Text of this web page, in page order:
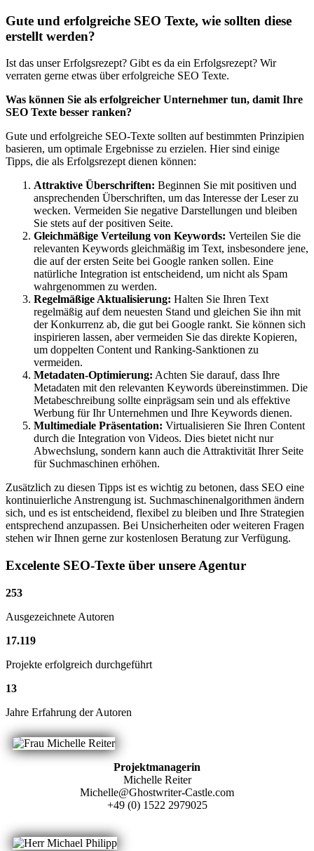
Gute und erfolgreiche SEO Texte, wie sollten diese
erstellt werden?
Ist das unser Erfolgsrezept? Gibt es da ein Erfolgsrezept? Wir
verraten gerne etwas über erfolgreiche SEO Texte.
Was können Sie als erfolgreicher Unternehmer tun, damit Ihre
SEO Texte besser ranken?
Gute und erfolgreiche SEO-Texte sollten auf bestimmten Prinzipien
basieren, um optimale Ergebnisse zu erzielen. Hier sind einige
Tipps, die als Erfolgsrezept dienen können:
Attraktive Überschriften: Beginnen Sie mit positiven und
ansprechenden Überschriften, um das Interesse der Leser zu
wecken. Vermeiden Sie negative Darstellungen und bleiben
Sie stets auf der positiven Seite.
Gleichmäßige Verteilung von Keywords: Verteilen Sie die
relevanten Keywords gleichmäßig im Text, insbesondere jene,
die auf der ersten Seite bei Google ranken sollen. Eine
natürliche Integration ist entscheidend, um nicht als Spam
wahrgenommen zu werden.
Regelmäßige Aktualisierung: Halten Sie Ihren Text
regelmäßig auf dem neuesten Stand und gleichen Sie ihn mit
der Konkurrenz ab, die gut bei Google rankt. Sie können sich
inspirieren lassen, aber vermeiden Sie das direkte Kopieren,
um doppelten Content und Ranking-Sanktionen zu
vermeiden.
Metadaten-Optimierung: Achten Sie darauf, dass Ihre
Metadaten mit den relevanten Keywords übereinstimmen. Die
Metabeschreibung sollte einprägsam sein und als effektive
Werbung für Ihr Unternehmen und Ihre Keywords dienen.
Multimediale Präsentation: Virtualisieren Sie Ihren Content
durch die Integration von Videos. Dies bietet nicht nur
Abwechslung, sondern kann auch die Attraktivität Ihrer Seite
für Suchmaschinen erhöhen.
Zusätzlich zu diesen Tipps ist es wichtig zu betonen, dass SEO eine
kontinuierliche Anstrengung ist. Suchmaschinenalgorithmen ändern
sich, und es ist entscheidend, flexibel zu bleiben und Ihre Strategien
entsprechend anzupassen. Bei Unsicherheiten oder weiteren Fragen
stehen wir Ihnen gerne zur kostenlosen Beratung zur Verfügung.
Excelente SEO-Texte über unsere Agentur
253
Ausgezeichnete Autoren
17.119
Projekte erfolgreich durchgeführt
13
Jahre Erfahrung der Autoren
Projektmanagerin
Michelle Reiter
Michelle@Ghostwriter-Castle.com
+49 (0) 1522 2979025